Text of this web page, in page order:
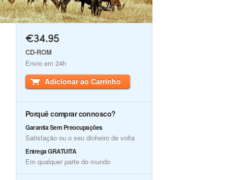
€34.95
CD-ROM
Envio em 24h
Adicionar ao Carrinho
Porquê comprar connosco?
Garantia Sem Preocupações
Satisfação ou o seu dinheiro de volta
Entrega GRATUITA
Em qualquer parte do mundo